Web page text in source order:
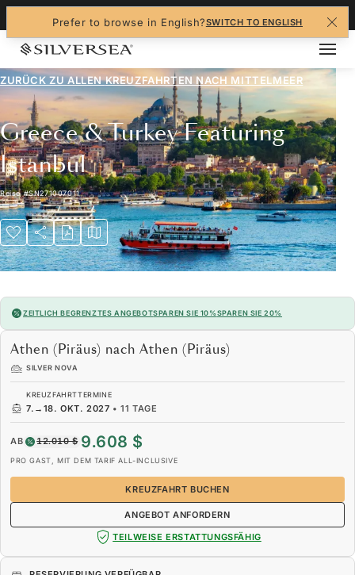
Prefer to browse in English?SWITCH TO ENGLISH
ZURÜCK ZU ALLENKREUZFAHRTEN NACH MITTELMEER
Greece & Turkey Featuring
Istanbul
Reise#SN271007011
ZEITLICH BEGRENZTES ANGEBOTSPAREN SIE 10%SPAREN SIE 20%
Athen (Piräus) nach Athen (Piräus)
SILVER NOVA
KREUZFAHRTTERMINE
7. → 18. OKT. 2027 •11 TAGE
AB 12.010 $ 9.608 $
PRO GAST, MIT DEM TARIF ALL-INCLUSIVE
KREUZFAHRT BUCHEN
ANGEBOT ANFORDERN
TEILWEISE ERSTATTUNGSFÄHIG